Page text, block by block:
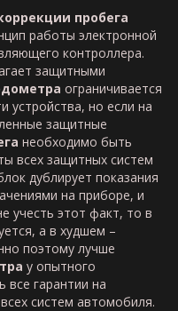
пробега
работы электронной
контроллера.
защитными
ограничивается
устройства, но если на
защитные
необходимо быть
всех защитных систем
дублирует показания
на приборе, и
учесть этот факт, то в
а в худшем –
поэтому лучше
у опытного
все гарантии на
систем автомобиля.